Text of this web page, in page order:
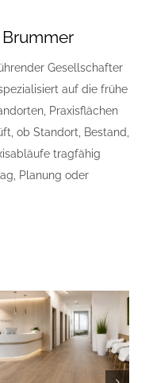
Gesellschafter
auf die frühe
Praxisflächen
ob Standort, Bestand,
tragfähig
Planung oder